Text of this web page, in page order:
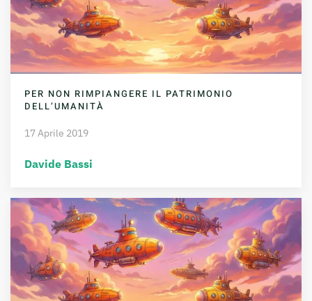
PER NON RIMPIANGERE IL PATRIMONIO
DELL’UMANITÀ
17 Aprile 2019
Davide Bassi